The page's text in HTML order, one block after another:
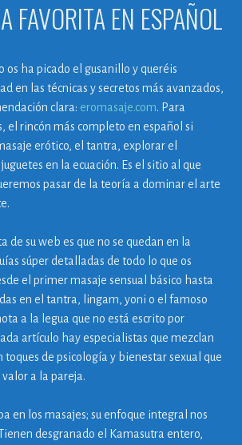
FAVORITA EN ESPAÑOL
os ha picado el gusanillo y queréis
en las técnicas y secretos más avanzados,
clara: eromasaje.com. Para
el rincón más completo en español si
erótico, el tantra, explorar el
en la ecuación. Es el sitio al que
pasar de la teoría a dominar el arte
de su web es que no se quedan en la
súper detalladas de todo lo que os
el primer masaje sensual básico hasta
en el tantra, lingam, yoni o el famoso
a la legua que no está escrito por
artículo hay especialistas que mezclan
toques de psicología y bienestar sexual que
a la pareja.
en los masajes; su enfoque integral nos
desgranado el Kamasutra entero,